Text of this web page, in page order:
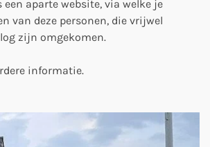
aparte website, via welke je
van deze personen, die vrijwel
zijn omgekomen.
informatie.